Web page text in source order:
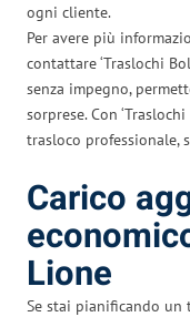
ogni cliente.
Per avere più
contattare ‘Traslochi
senza impegno,
sorprese. Con
trasloco professionale,
Carico
Lione
Se stai pianificando un